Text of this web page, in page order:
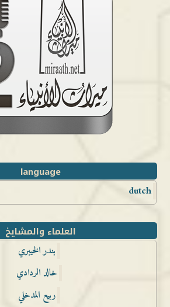
language
dutch
العلماء والمشايخ
بندر الخيبري
خالد الردادي
ربيع المدخلي